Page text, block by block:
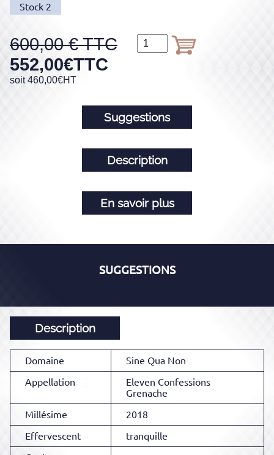
Stock 2
600,00
552,00€TTC
soit 460,00€HT
Suggestions
Description
En savoir plus
SUGGESTIONS
Description
Domaine
Sine Qua Non
Appellation
Eleven Confessions
Grenache
Millésime
2018
Effervescent
tranquille